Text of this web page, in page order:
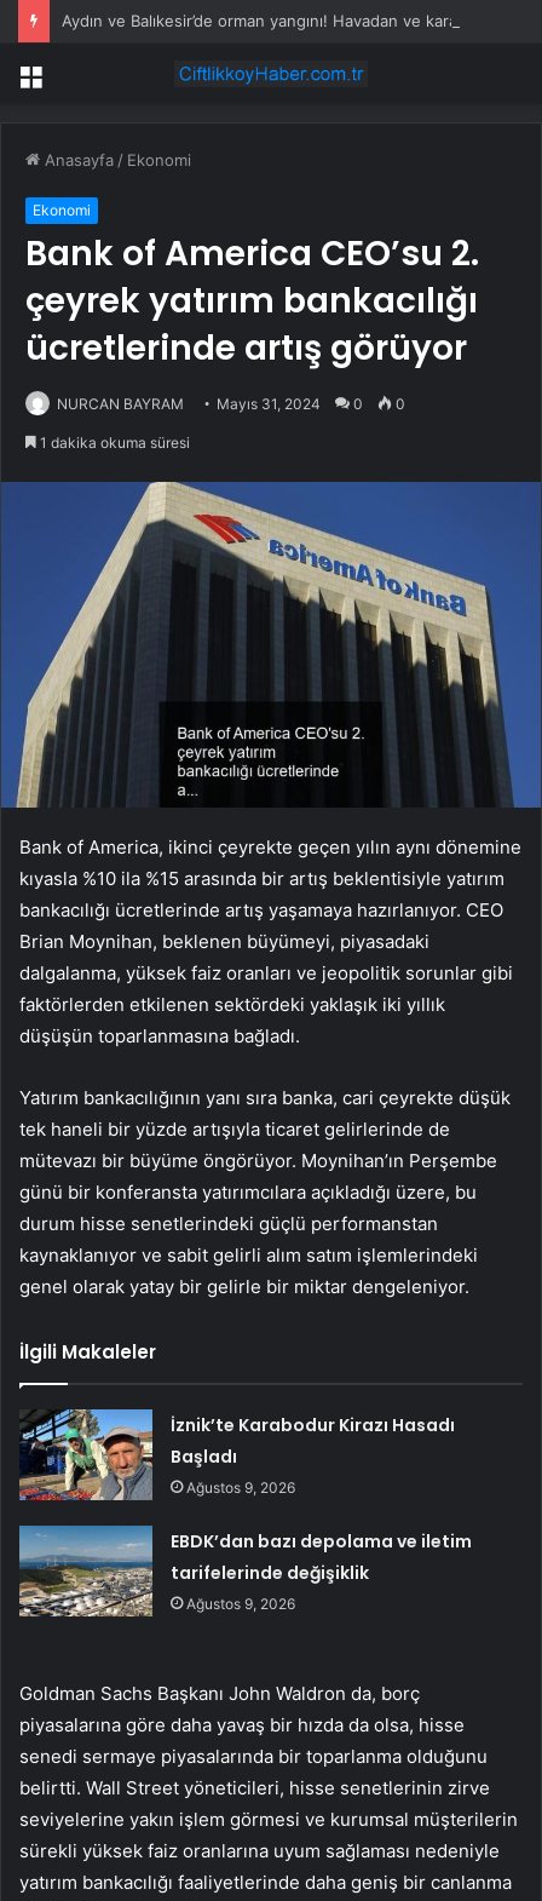
Menü
Anasayfa / Ekonomi
Ekonomi
Bank of America CEO’su 2.
çeyrek yatırım bankacılığı
ücretlerinde artış görüyor
NURCAN BAYRAM Mayıs 31, 2024 0 0
1 dakika okuma süresi
Bank of America, ikinci çeyrekte geçen yılın aynı dönemine
kıyasla %10 ila %15 arasında bir artış beklentisiyle yatırım
bankacılığı ücretlerinde artış yaşamaya hazırlanıyor. CEO
Brian Moynihan, beklenen büyümeyi, piyasadaki
dalgalanma, yüksek faiz oranları ve jeopolitik sorunlar gibi
faktörlerden etkilenen sektördeki yaklaşık iki yıllık
düşüşün toparlanmasına bağladı.
Yatırım bankacılığının yanı sıra banka, cari çeyrekte düşük
tek haneli bir yüzde artışıyla ticaret gelirlerinde de
mütevazı bir büyüme öngörüyor. Moynihan’ın Perşembe
günü bir konferansta yatırımcılara açıkladığı üzere, bu
durum hisse senetlerindeki güçlü performanstan
kaynaklanıyor ve sabit gelirli alım satım işlemlerindeki
genel olarak yatay bir gelirle bir miktar dengeleniyor.
İlgili Makaleler
İznik’te Karabodur Kirazı Hasadı
Başladı
Ağustos 9, 2026
EBDK’dan bazı depolama ve iletim
tarifelerinde değişiklik
Ağustos 9, 2026
Goldman Sachs Başkanı John Waldron da, borç
piyasalarına göre daha yavaş bir hızda da olsa, hisse
senedi sermaye piyasalarında bir toparlanma olduğunu
belirtti. Wall Street yöneticileri, hisse senetlerinin zirve
seviyelerine yakın işlem görmesi ve kurumsal müşterilerin
sürekli yüksek faiz oranlarına uyum sağlaması nedeniyle
yatırım bankacılığı faaliyetlerinde daha geniş bir canlanma